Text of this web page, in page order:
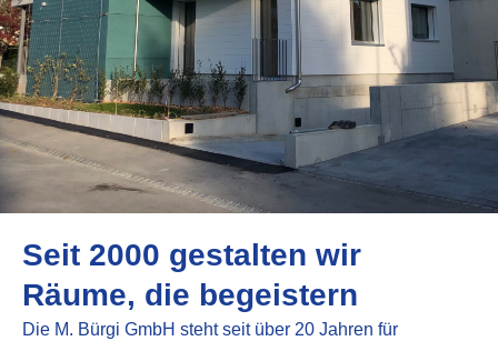
Seit 2000 gestalten wir
Räume, die begeistern
Die M. Bürgi GmbH steht seit über 20 Jahren für